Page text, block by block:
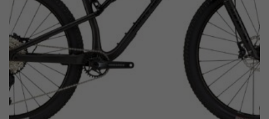
der
Produktseite
gewählt
werden